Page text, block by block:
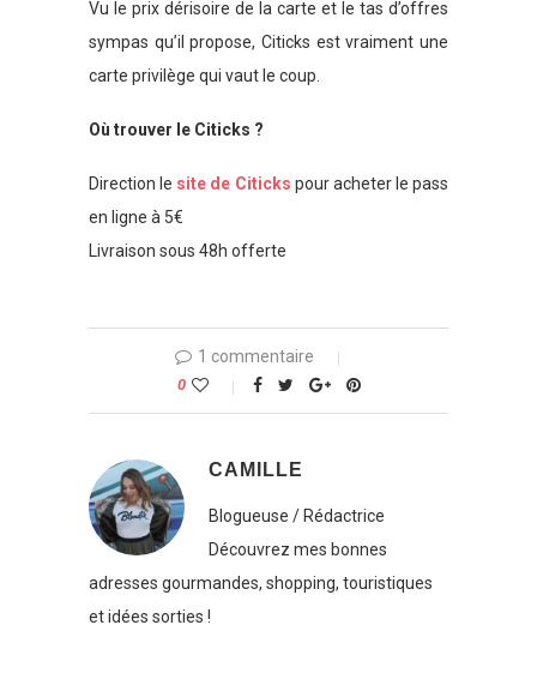
Vu le prix dérisoire de la carte et le tas d’offres
sympas qu’il propose, Citicks est vraiment une
carte privilège qui vaut le coup.
Où trouver le Citicks ?
Direction le site de Citicks pour acheter le pass
en ligne à 5€
Livraison sous 48h offerte
1 commentaire
0
CAMILLE
Blogueuse / Rédactrice
Découvrez mes bonnes
adresses gourmandes, shopping, touristiques
et idées sorties !